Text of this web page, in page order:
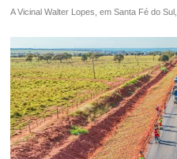
A Vicinal Walter Lopes, em Santa Fé do